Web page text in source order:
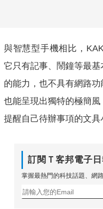
與智慧型手機相比，
它只有記事、鬧鐘等最
的能力，也不具有網路功
也能呈現出獨特的極簡風
提醒自己待辦事項的文具
訂閱Ｔ客邦電子日
掌握最熱門的科技話題、網